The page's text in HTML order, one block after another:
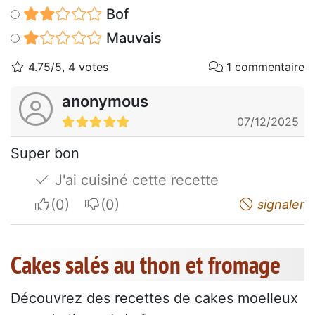
Bof
Mauvais
4.75/5, 4 votes 1 commentaire
anonymous
07/12/2025
Super bon
J'ai cuisiné cette recette
I apreciateI do not appreciate signaler
Cakes salés au thon et fromage
Découvrez des recettes de cakes moelleux